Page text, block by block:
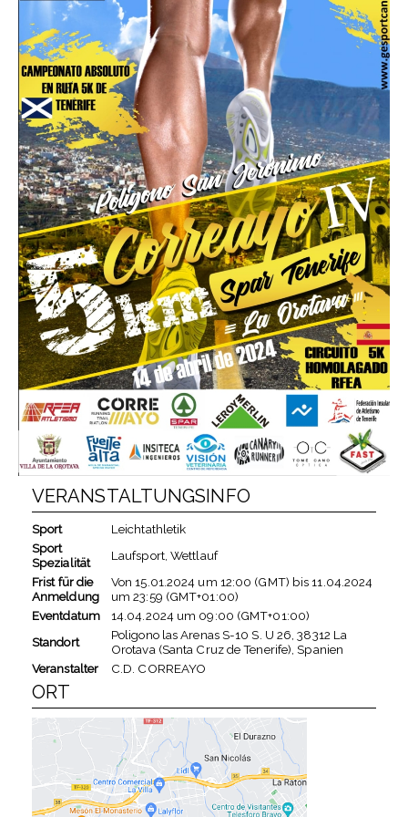
VERANSTALTUNGSINFO
Sport
Leichtathletik
Sport
Spezialität
Laufsport, Wettlauf
Frist für die
Anmeldung
Von15.01.2024 um 12:00 (GMT) bis11.04.2024
um23:59 (GMT+01:00)
Eventdatum
14.04.2024um 09:00 (GMT+01:00)
Standort
Poligono las Arenas S-10 S. U 26, 38312 La
Orotava (Santa Cruz de Tenerife), Spanien
Veranstalter
C.D. CORREAYO
ORT